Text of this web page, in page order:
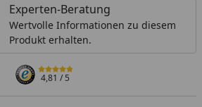
Experten-Beratung
Wertvolle Informationen zu diesem
Produkt erhalten.
4,81/ 5